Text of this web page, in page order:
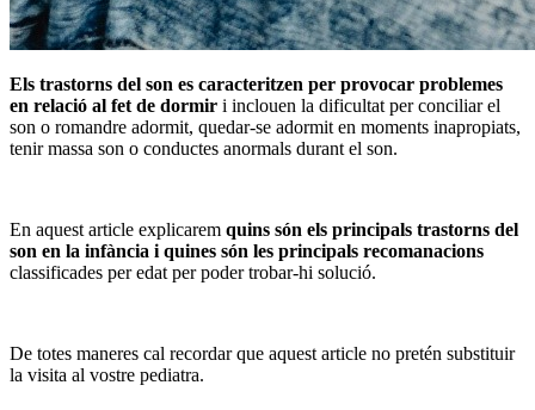
Els trastorns del son es caracteritzen per provocar problemes
en relació al fet de dormir i inclouen la dificultat per conciliar el
son o romandre adormit, quedar-se adormit en moments inapropiats,
tenir massa son o conductes anormals durant el son.
En aquest article explicarem quins són els principals trastorns del
son en la infància i quines són les principals recomanacions
classificades per edat per poder trobar-hi solució.
De totes maneres cal recordar que aquest article no pretén substituir
la visita al vostre pediatra.